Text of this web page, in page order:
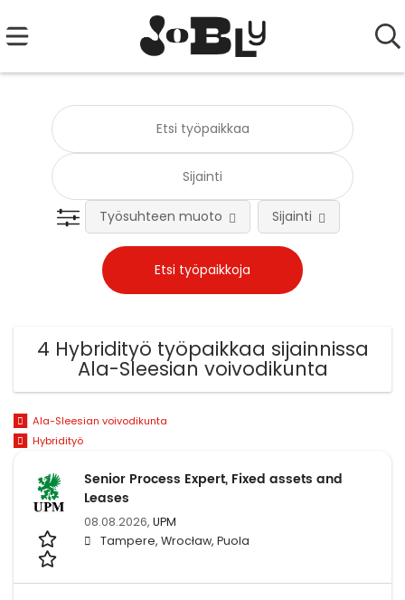
Työsuhteen muoto Sijainti
4 Hybridityö työpaikkaa sijainnissa
Ala-Sleesian voivodikunta
Ala-Sleesian voivodikunta
Hybridityö
Senior Process Expert, Fixed assets and
Leases
08.08.2026, UPM
Tampere, Wrocław, Puola